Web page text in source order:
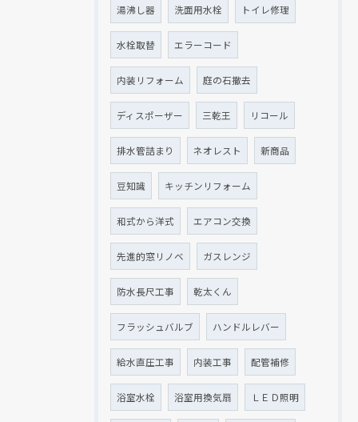
湯沸し器 洗面用水栓 トイレ修理
水栓取替 エラーコード
内装リフォーム 庭の石撤去
ディスポーザー 三乾王 リコール
排水管詰まり ネオレスト 新商品
豆知識 キッチンリフォーム
和式から洋式 エアコン交換
先進的窓リノベ ガスレンジ
防水長尺工事 乾太くん
フラッシュバルブ ハンドルレバー
給水直圧工事 内装工事 配管補修
浴室水栓 浴室用換気扇 ＬＥＤ照明